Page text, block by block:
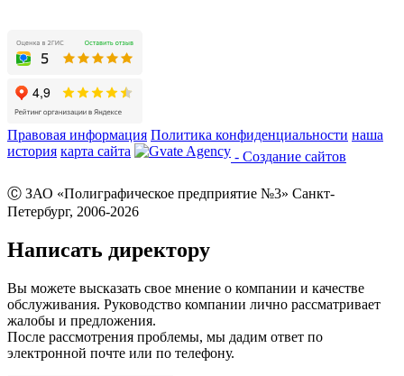
Правовая информация Политика конфиденциальности наша
история карта сайта - Создание сайтов
Ⓒ ЗАО «Полиграфическое предприятие №3» Санкт-
Петербург, 2006-2026
Написать директору
Вы можете высказать свое мнение о компании и качестве
обслуживания. Руководство компании лично рассматривает
жалобы и предложения.
После рассмотрения проблемы, мы дадим ответ по
электронной почте или по телефону.